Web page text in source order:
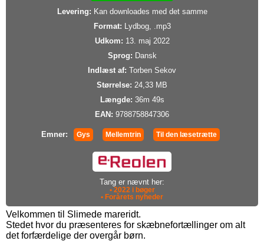
Levering: Kan downloades med det samme
Format: Lydbog, .mp3
Udkom: 13. maj 2022
Sprog: Dansk
Indlæst af: Torben Sekov
Størrelse: 24,33 MB
Længde: 36m 49s
EAN: 9788758847306
Emner: Gys Mellemtrin Til den læsetrætte
Tang er nævnt her:
• 2022 i bøger
• Forårets nyheder
Velkommen til Slimede mareridt.
Stedet hvor du præsenteres for skæbnefortællinger om alt
det forfærdelige der overgår børn.